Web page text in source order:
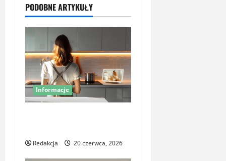
w
p
i
s
y
PODOBNE ARTYKUŁY
Informacje
Redakcja 20 czerwca, 2026